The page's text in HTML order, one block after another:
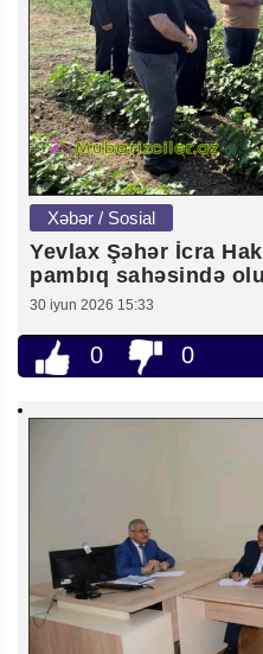
Xəbər / Sosial
Yevlax Şəhər İcra
pambıq sahəsində
30 iyun 2026 15:33
0 0